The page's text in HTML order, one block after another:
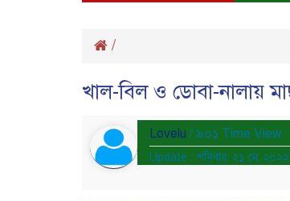
/
খাল-বিল ও ডোবা-নালায়
Lovelu / ৯০১ Time View
Update : শনিবার, ২১ মে, ২০২২